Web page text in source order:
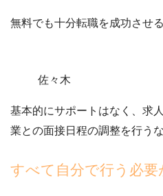
無料でも十分転職を成功させ
佐々木
基本的にサポートはなく、 求
業との面接日程の調整を行う
すべて自分で行う必要